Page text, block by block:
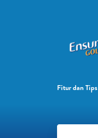
Fitur dan Tips